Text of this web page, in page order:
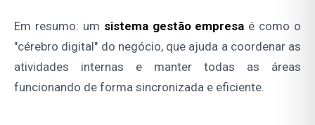
Em resumo: um sistema gestão empresa é como o
"cérebro digital" do negócio, que ajuda a coordenar as
atividades internas e manter todas as áreas
funcionando de forma sincronizada e eficiente.